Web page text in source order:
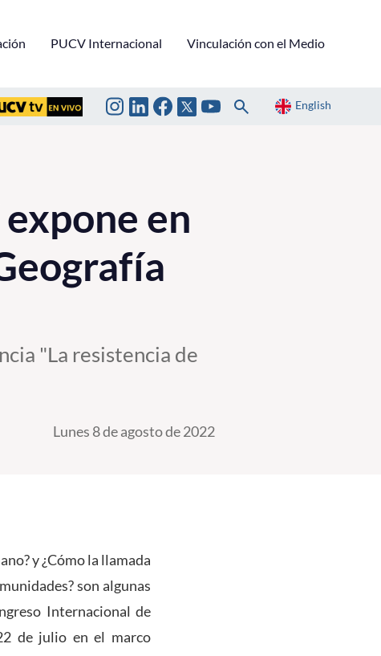
PUCV Internacional Vinculación con el Medio
English
en
"La resistencia de
Lunes 8 de agosto de 2022
y ¿Cómo la llamada
son algunas
Internacional de
de julio en el marco